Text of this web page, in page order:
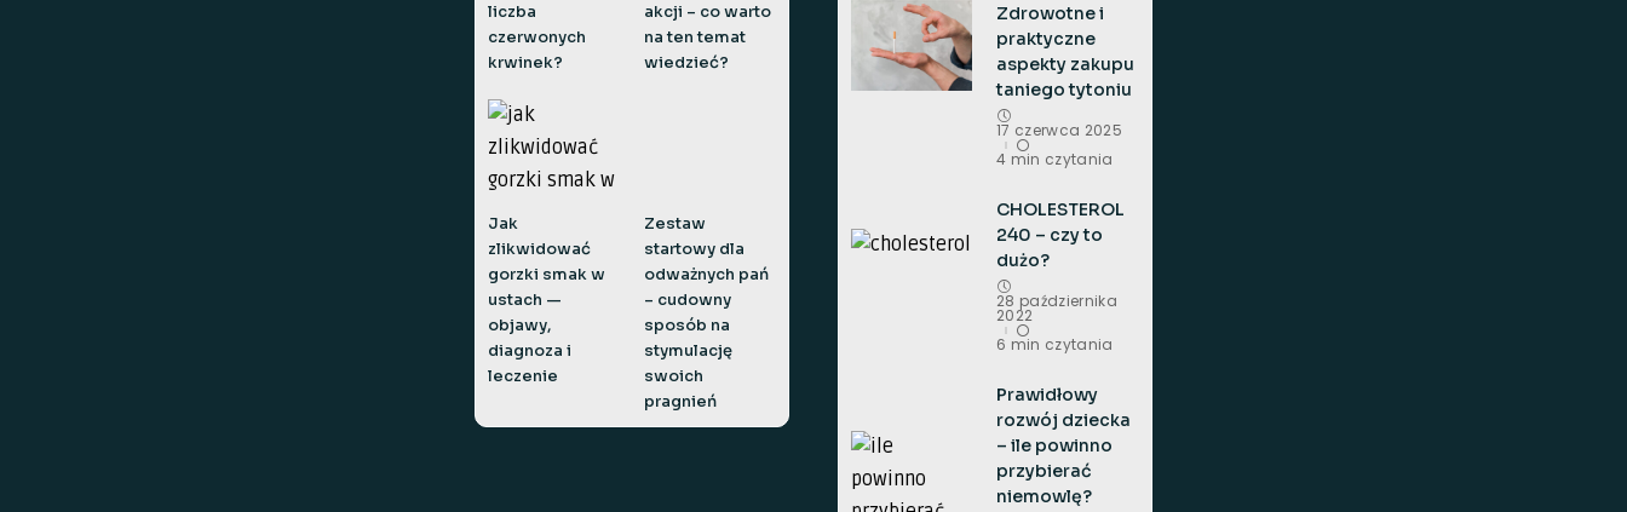
liczba
czerwonych
krwinek?
akcji – co warto
na ten temat
wiedzieć?
Jak
zlikwidować
gorzki smak w
ustach —
objawy,
diagnoza i
leczenie
Zestaw
startowy dla
odważnych pań
– cudowny
sposób na
stymulację
swoich
pragnień
Zdrowotne i
praktyczne
aspekty zakupu
taniego tytoniu
17 czerwca 2025
4 min czytania
CHOLESTEROL
240 – czy to
dużo?
28 października
2022
6 min czytania
Prawidłowy
rozwój dziecka
– ile powinno
przybierać
niemowlę?